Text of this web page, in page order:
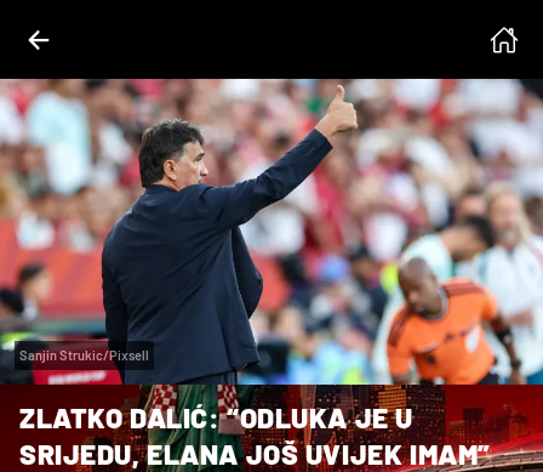
Sanjin Strukic/Pixsell
ZLATKO DALIĆ: “ODLUKA JE U
SRIJEDU, ELANA JOŠ UVIJEK IMAM”